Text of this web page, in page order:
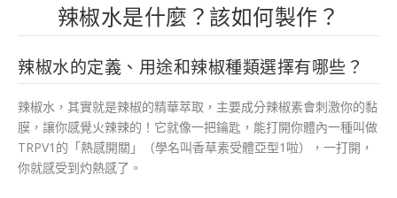
辣椒水是什麼？該如何製作？
辣椒水的定義、用途和辣椒種類選擇有哪些？
辣椒水，其實就是辣椒的精華萃取，主要成分辣椒素會刺激你的黏
膜，讓你感覺火辣辣的！它就像一把鑰匙，能打開你體內一種叫做
TRPV1的「熱感開關」（學名叫香草素受體亞型1啦），一打開，
你就感受到灼熱感了。